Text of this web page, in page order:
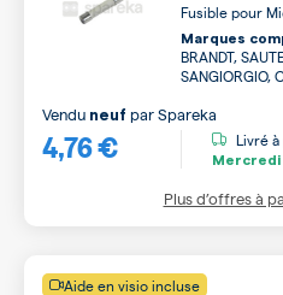
Fusible pour
Marques
BRANDT,
SANGIORGIO,
4,76 €
Vendu neuf parSpareka
Livré
Mercredi
Plus d’offres à
Aide en visio incluse